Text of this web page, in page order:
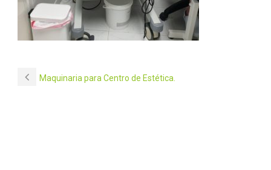
Maquinaria para Centro de Estética.